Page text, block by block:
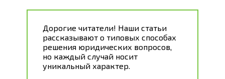
Дорогие читатели! Наши статьи
рассказывают о типовых способах
решения юридических вопросов,
но каждый случай носит
уникальный характер.